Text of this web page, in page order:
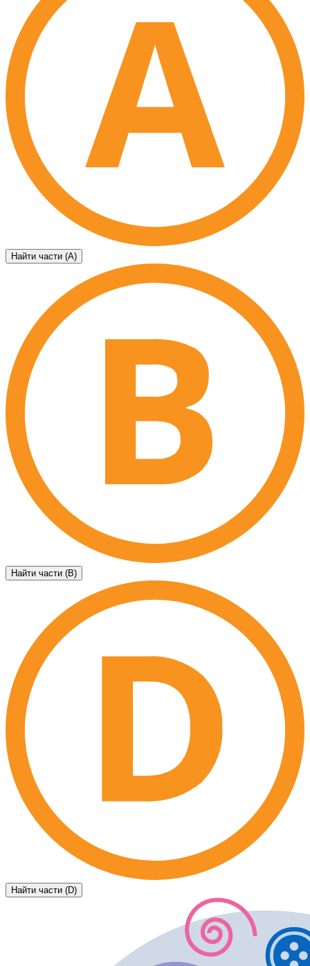
Найти части (А)
Найти части (B)
Найти части (D)